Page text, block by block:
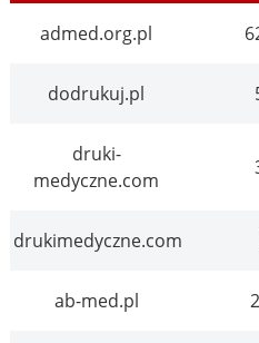
admed.org.pl
dodrukuj.pl
druki-
medyczne.com
drukimedyczne.com
ab-med.pl